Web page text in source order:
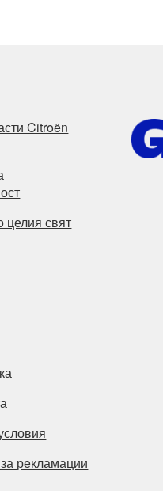
Citroën
целия свят
рекламации